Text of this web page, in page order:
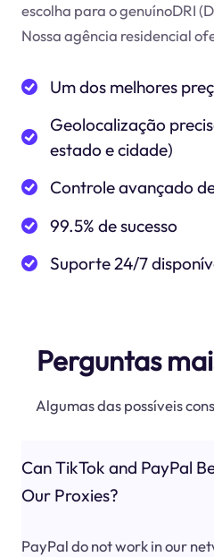
escolha para o genuínoDRI
Nossa agência residencial
Um dos melhores
Geolocalização
estado e cidade)
Controle avançado
99.5% de sucesso
Suporte 24/7
Perguntas
Algumas das possíveis
Can TikTok and PayPal
Our Proxies?
PayPal do not work in our